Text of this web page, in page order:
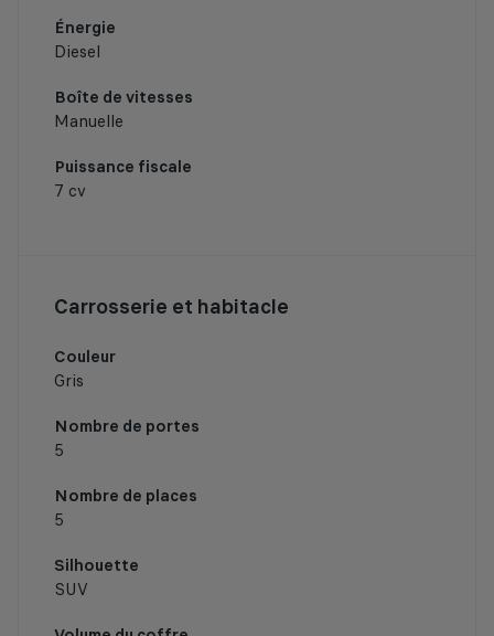
Énergie
Diesel
Boîte de vitesses
Manuelle
Puissance fiscale
7 cv
Carrosserie et habitacle
Couleur
Gris
Nombre de portes
5
Nombre de places
5
Silhouette
SUV